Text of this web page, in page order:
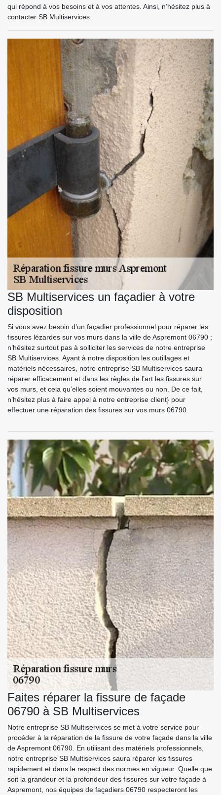
qui répond à vos besoins et à vos attentes. Ainsi, n’hésitez plus à
contacter SB Multiservices.
SB Multiservices un façadier à votre
disposition
Si vous avez besoin d’un façadier professionnel pour réparer les
fissures lézardes sur vos murs dans la ville de Aspremont 06790 ;
n’hésitez surtout pas à solliciter les services de notre entreprise
SB Multiservices. Ayant à notre disposition les outillages et
matériels nécessaires, notre entreprise SB Multiservices saura
réparer efficacement et dans les règles de l’art les fissures sur
vos murs, et cela qu’elles soient mouvantes ou non. De ce fait,
n’hésitez plus à faire appel à notre entreprise client} pour
effectuer une réparation des fissures sur vos murs 06790.
Faites réparer la fissure de façade
06790 à SB Multiservices
Notre entreprise SB Multiservices se met à votre service pour
procéder à la réparation de la fissure de votre façade dans la ville
de Aspremont 06790. En utilisant des matériels professionnels,
notre entreprise SB Multiservices saura réparer les fissures
rapidement et dans le respect des normes en vigueur. Quelle que
soit la grandeur et la profondeur des fissures sur votre façade à
Aspremont, nos équipes de façadiers 06790 respecteront les